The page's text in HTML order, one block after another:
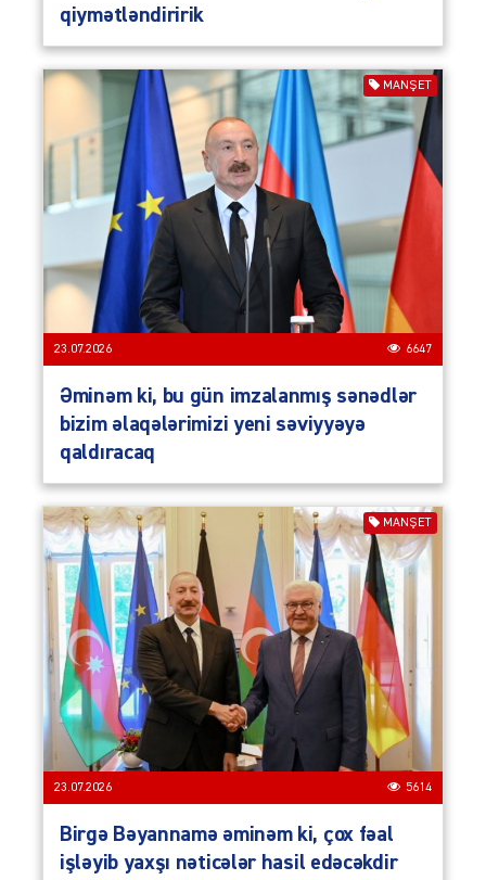
qiymətləndiririk
MANŞET
23.07.2026 6647
Əminəm ki, bu gün imzalanmış sənədlər
bizim əlaqələrimizi yeni səviyyəyə
qaldıracaq
MANŞET
23.07.2026 5614
Birgə Bəyannamə əminəm ki, çox fəal
işləyib yaxşı nəticələr hasil edəcəkdir